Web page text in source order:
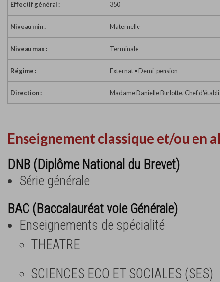
Effectif général : 350
Niveau min : Maternelle
Niveau max : Terminale
Régime : Externat • Demi-pension
Direction : Madame Danielle Burlotte, Chef
Enseignement classique et/ou en
DNB (Diplôme National du Brevet)
Série générale
BAC (Baccalauréat voie Générale)
Enseignements de spécialité
THEATRE
SCIENCES ECO ET SOCIALES (SES)